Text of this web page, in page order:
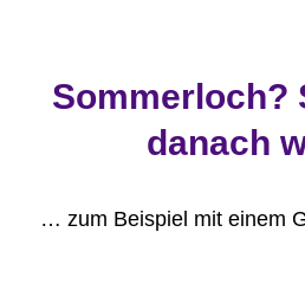
Sommerloch?
danach
… zum Beispiel mit einem